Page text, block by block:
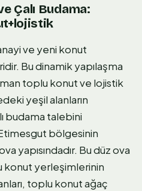
Çalı Budama:
ve yeni konut
Bu dinamik yapılaşma
toplu konut ve lojistik
yeşil alanların
budama talebini
bölgesinin
yapısındadır. Bu düz ova
konut yerleşimlerinin
toplu konut ağaç